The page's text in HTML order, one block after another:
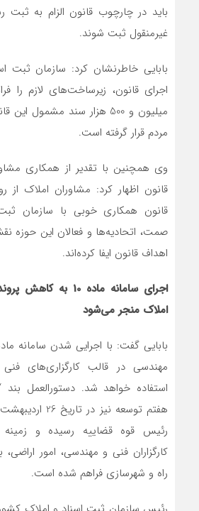
باید در چارچوب قانون الزام به ثبت
غیرمنقول ثبت شوند.
بابایی خاطرنشان کرد: سازمان ثبت
میلیون و 500 هزار سند مشمول
مردم قرار گرفته است.
وی همچنین با تقدیر از همکاری
قانون اظهار کرد: مشاوران املاک از
قانون همکاری خوبی با سازمان
صمت، اتحادیه‌ها و فعالان این حوزه
اهداف قانون ایفا کرده‌اند.
اجرای سامانه ماده 10
املاک منجر می‌شود
مهندسی در قالب کارگزاری‌های
رئیس قوه قضاییه رسیده و زمینه
کارگزاران فنی و مهندسی، امور
راه و شهرسازی فراهم شده است.